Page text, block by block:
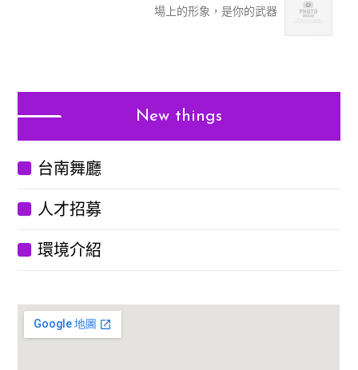
場上的形象，是你的武器
New things
台南舞廳
人才招募
環境介紹